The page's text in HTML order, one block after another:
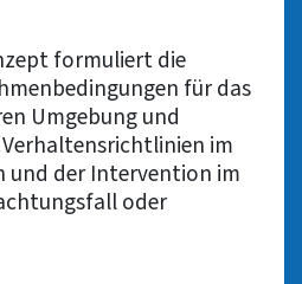
formuliert die
für das
Umgebung und
im
und der Intervention im
oder